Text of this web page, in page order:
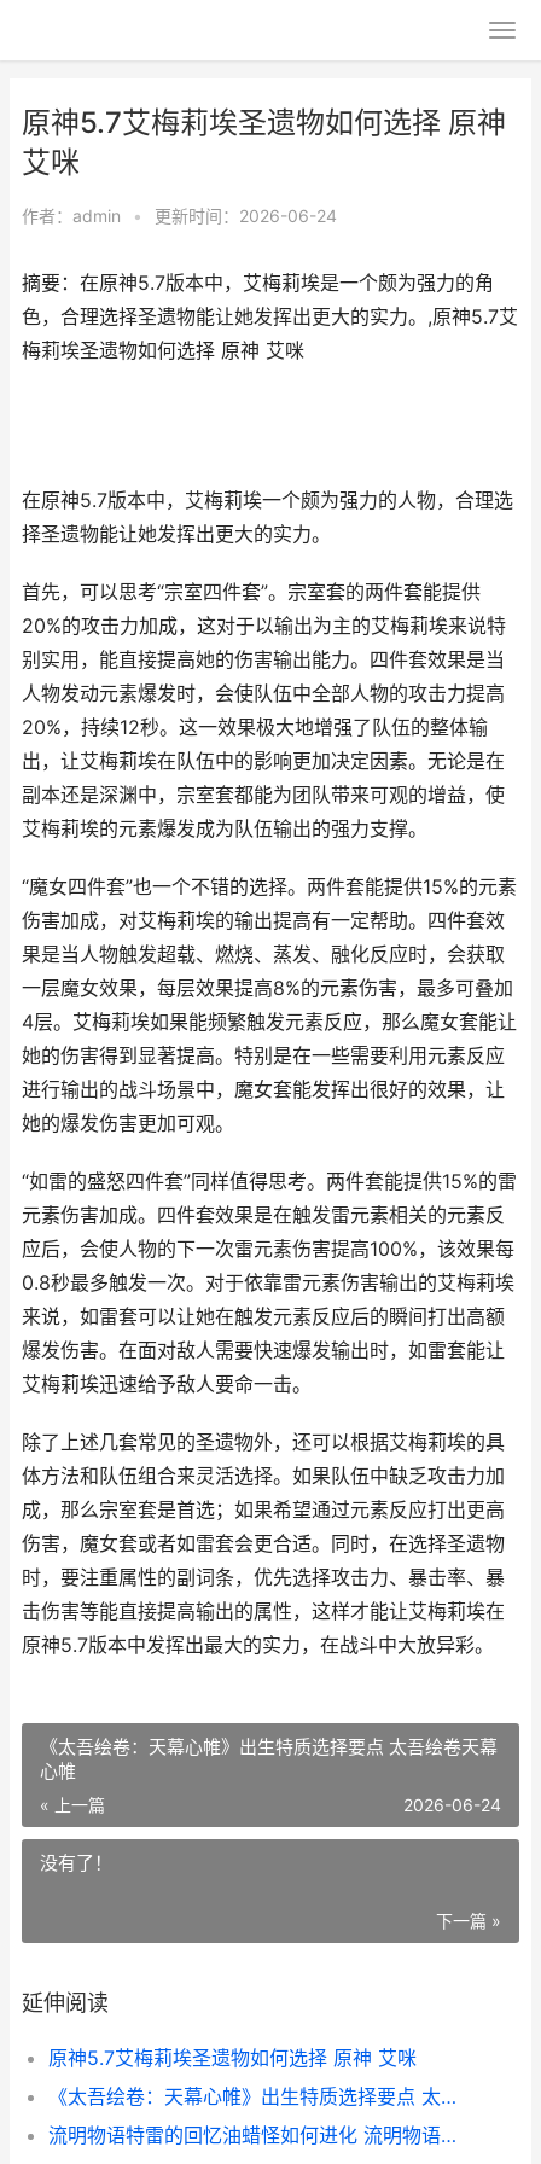
原神5.7艾梅莉埃圣遗物如何选择 原神
艾咪
作者： admin • 更新时间：2026-06-24
摘要：在原神5.7版本中，艾梅莉埃是一个颇为强力的角
色，合理选择圣遗物能让她发挥出更大的实力。,原神5.7艾
梅莉埃圣遗物如何选择 原神 艾咪
在原神5.7版本中，艾梅莉埃一个颇为强力的人物，合理选
择圣遗物能让她发挥出更大的实力。
首先，可以思考“宗室四件套”。宗室套的两件套能提供
20%的攻击力加成，这对于以输出为主的艾梅莉埃来说特
别实用，能直接提高她的伤害输出能力。四件套效果是当
人物发动元素爆发时，会使队伍中全部人物的攻击力提高
20%，持续12秒。这一效果极大地增强了队伍的整体输
出，让艾梅莉埃在队伍中的影响更加决定因素。无论是在
副本还是深渊中，宗室套都能为团队带来可观的增益，使
艾梅莉埃的元素爆发成为队伍输出的强力支撑。
“魔女四件套”也一个不错的选择。两件套能提供15%的元素
伤害加成，对艾梅莉埃的输出提高有一定帮助。四件套效
果是当人物触发超载、燃烧、蒸发、融化反应时，会获取
一层魔女效果，每层效果提高8%的元素伤害，最多可叠加
4层。艾梅莉埃如果能频繁触发元素反应，那么魔女套能让
她的伤害得到显著提高。特别是在一些需要利用元素反应
进行输出的战斗场景中，魔女套能发挥出很好的效果，让
她的爆发伤害更加可观。
“如雷的盛怒四件套”同样值得思考。两件套能提供15%的雷
元素伤害加成。四件套效果是在触发雷元素相关的元素反
应后，会使人物的下一次雷元素伤害提高100%，该效果每
0.8秒最多触发一次。对于依靠雷元素伤害输出的艾梅莉埃
来说，如雷套可以让她在触发元素反应后的瞬间打出高额
爆发伤害。在面对敌人需要快速爆发输出时，如雷套能让
艾梅莉埃迅速给予敌人要命一击。
除了上述几套常见的圣遗物外，还可以根据艾梅莉埃的具
体方法和队伍组合来灵活选择。如果队伍中缺乏攻击力加
成，那么宗室套是首选；如果希望通过元素反应打出更高
伤害，魔女套或者如雷套会更合适。同时，在选择圣遗物
时，要注重属性的副词条，优先选择攻击力、暴击率、暴
击伤害等能直接提高输出的属性，这样才能让艾梅莉埃在
原神5.7版本中发挥出最大的实力，在战斗中大放异彩。
《太吾绘卷：天幕心帷》出生特质选择要点 太吾绘卷天幕
心帷
« 上一篇 2026-06-24
没有了！
下一篇 »
延伸阅读
原神5.7艾梅莉埃圣遗物如何选择 原神 艾咪
《太吾绘卷：天幕心帷》出生特质选择要点 太吾绘卷天幕心帷
流明物语特雷的回忆油蜡怪如何进化 流明物语特雷的回忆